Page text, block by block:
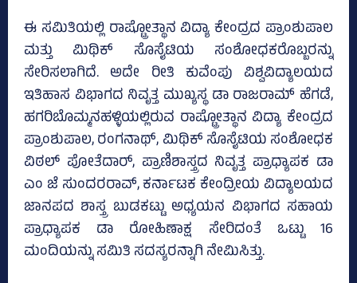
ಈ ಸಮಿತಿಯಲ್ಲಿ ರಾಷ್ಟ್ರೋತ್ಥಾನ ವಿದ್ಯಾ ಕೇಂದ್ರದ ಪ್ರಾಂಶುಪಾಲ
ಮತ್ತು ಮಿಥಿಕ್‌ ಸೊಸೈಟಿಯ ಸಂಶೋಧಕರೊಬ್ಬರನ್ನು
ಸೇರಿಸಲಾಗಿದೆ. ಅದೇ ರೀತಿ ಕುವೆಂಪು ವಿಶ್ವವಿದ್ಯಾಲಯದ
ಇತಿಹಾಸ ವಿಭಾಗದ ನಿವೃತ್ತ ಮುಖ್ಯಸ್ಥ ಡಾ ರಾಜರಾಮ್‌ ಹೆಗಡೆ,
ಹಗರಿಬೊಮ್ಮನಹಳ್ಳಿಯಲ್ಲಿರುವ ರಾಷ್ಟ್ರೋತ್ಥಾನ ವಿದ್ಯಾ ಕೇಂದ್ರದ
ಪ್ರಾಂಶುಪಾಲ, ರಂಗನಾಥ್‌, ಮಿಥಿಕ್‌ ಸೊಸೈಟಿಯ ಸಂಶೋಧಕ
ವಿಠಲ್‌ ಪೋತೆದಾರ್‌, ಪ್ರಾಣಿಶಾಸ್ತ್ರದ ನಿವೃತ್ತ ಪ್ರಾಧ್ಯಾಪಕ ಡಾ
ಎಂ ಜೆ ಸುಂದರರಾವ್‌, ಕರ್ನಾಟಕ ಕೇಂದ್ರೀಯ ವಿದ್ಯಾಲಯದ
ಜಾನಪದ ಶಾಸ್ತ್ರ ಬುಡಕಟ್ಟು ಅಧ್ಯಯನ ವಿಭಾಗದ ಸಹಾಯ
ಪ್ರಾಧ್ಯಾಪಕ ಡಾ ರೋಹಿಣಾಕ್ಷ ಸೇರಿದಂತೆ ಒಟ್ಟು 16
ಮಂದಿಯನ್ನು ಸಮಿತಿ ಸದಸ್ಯರನ್ನಾಗಿ ನೇಮಿಸಿತ್ತು.